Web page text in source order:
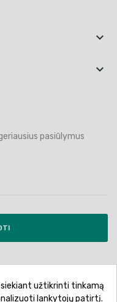


pasiūlymus
Privatumo politika
siekiant užtikrinti tinkamą
lankytojų patirtį.